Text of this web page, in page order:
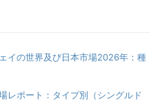
イの世界及び日本市場2026年：種
レポート：タイプ別（シングルド